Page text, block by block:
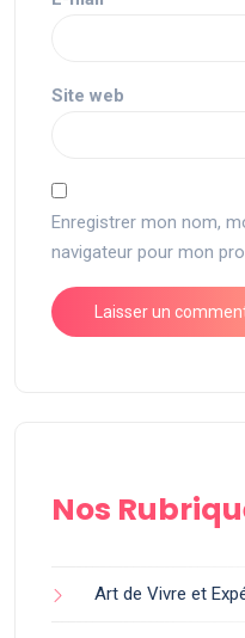
Site web
Enregistrer mon nom,
navigateur pour mon
Nos
Art de Vivre et